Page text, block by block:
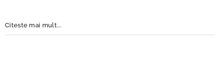
Citeste mai mult...